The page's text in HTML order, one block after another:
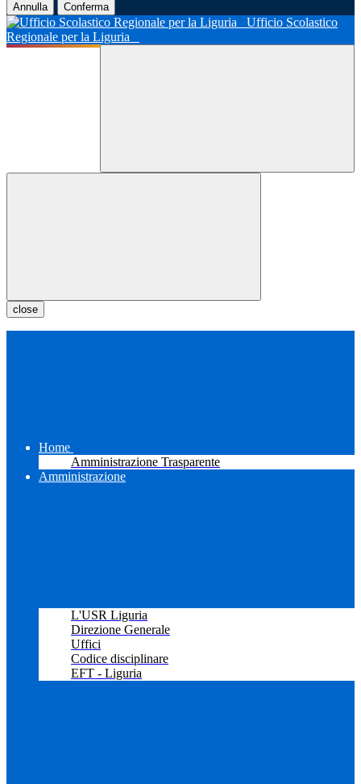
Annulla Conferma
Ufficio Scolastico
Regionale per la Liguria
close
Home
Amministrazione Trasparente
Amministrazione
L'USR Liguria
Direzione Generale
Uffici
Codice disciplinare
EFT - Liguria